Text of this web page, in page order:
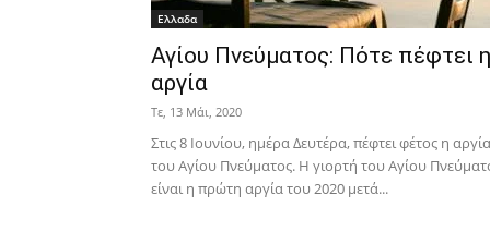
Ελλαδα
Αγίου Πνεύματος: Πότε πέφτει η
αργία
Τε, 13 Μάι, 2020
Στις 8 Ιουνίου, ημέρα Δευτέρα, πέφτει φέτος η αργία
του Αγίου Πνεύματος. Η γιορτή του Αγίου
είναι η πρώτη αργία του 2020 μετά...